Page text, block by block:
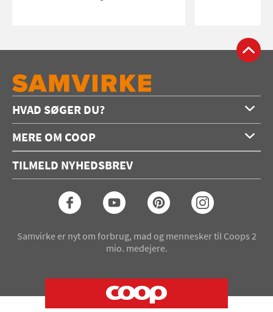
HVAD SØGER DU?
Opskrifter
Konkurrencer
Seneste Samvirke-magasin
MERE OM COOP
Annoncering
Coop medlem
TILMELD NYHEDSBREV
Samvirke er nyt om forbrug, mad og mennesker til Coops 2
mio. medejere.